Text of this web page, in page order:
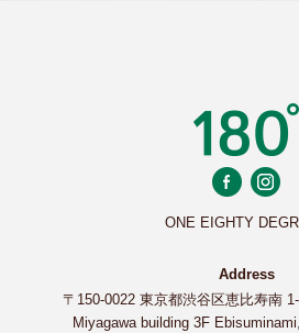
ONE EIGHTY
Address
〒150-0022 東京都渋谷区恵比寿南
Miyagawa building 3F